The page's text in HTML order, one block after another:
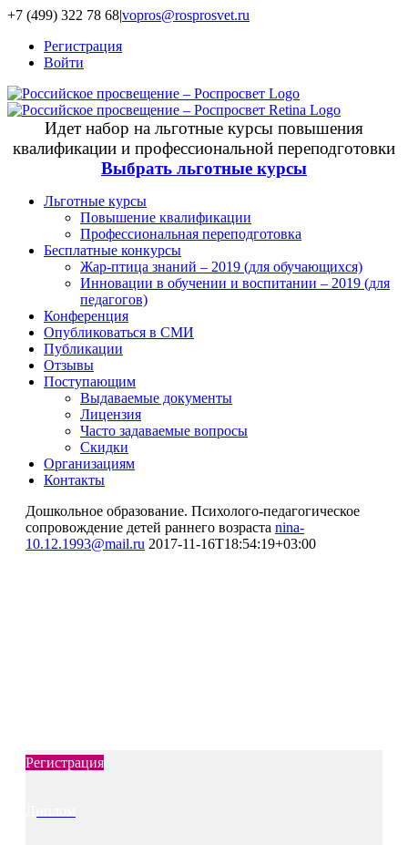
+7 (499) 322 78 68|vopros@rosprosvet.ru
Регистрация
Войти
Идет набор на льготные курсы повышения
квалификации и профессиональной переподготовки
Выбрать льготные курсы
Льготные курсы
Повышение квалификации
Профессиональная переподготовка
Бесплатные конкурсы
Жар-птица знаний – 2019 (для обучающихся)
Инновации в обучении и воспитании – 2019 (для
педагогов)
Конференция
Опубликоваться в СМИ
Публикации
Отзывы
Поступающим
Выдаваемые документы
Лицензия
Часто задаваемые вопросы
Скидки
Организациям
Контакты
Дошкольное образование. Психолого-педагогическое
сопровождение детей раннего возраста nina-
10.12.1993@mail.ru 2017-11-16T18:54:19+03:00
Регистрация